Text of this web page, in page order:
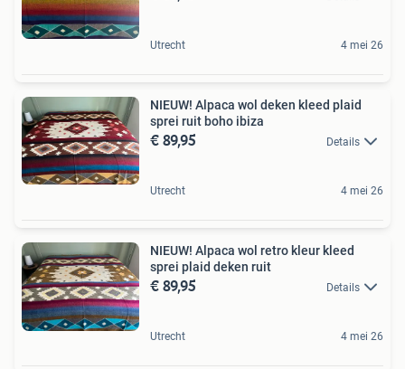
Utrecht 4 mei 26
NIEUW! Alpaca wol deken kleed plaid
sprei ruit boho ibiza
€ 89,95 Details
Utrecht 4 mei 26
NIEUW! Alpaca wol retro kleur kleed
sprei plaid deken ruit
€ 89,95 Details
Utrecht 4 mei 26